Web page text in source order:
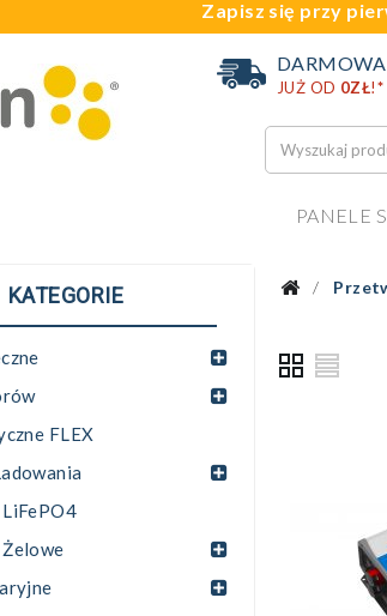
Zapisz się przy
JUŻ OD 0ZŁ!*
PANELE
KATEGORIE
FLEX